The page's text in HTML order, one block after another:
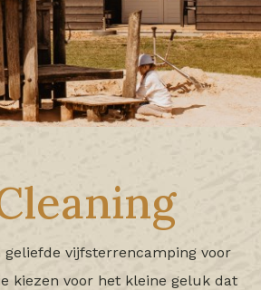
geliefde vijfsterrencamping voor
kiezen voor het kleine geluk dat